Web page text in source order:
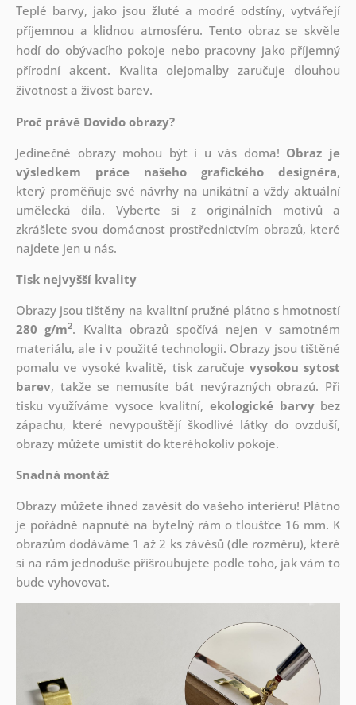
Teplé barvy, jako jsou žluté a modré odstíny, vytvářejí
příjemnou a klidnou atmosféru. Tento obraz se skvěle
hodí do obývacího pokoje nebo pracovny jako příjemný
přírodní akcent. Kvalita olejomalby zaručuje dlouhou
životnost a živost barev.
Proč právě Dovido obrazy?
Jedinečné obrazy mohou být i u vás doma! Obraz je
výsledkem práce našeho grafického designéra,
který proměňuje své návrhy na unikátní a vždy aktuální
umělecká díla. Vyberte si z originálních motivů a
zkrášlete svou domácnost prostřednictvím obrazů, které
najdete jen u nás.
Tisk nejvyšší kvality
Obrazy jsou tištěny na kvalitní pružné plátno s hmotností
280 g/m2. Kvalita obrazů spočívá nejen v samotném
materiálu, ale i v použité technologii. Obrazy jsou tištěné
pomalu ve vysoké kvalitě, tisk zaručuje vysokou sytost
barev, takže se nemusíte bát nevýrazných obrazů. Při
tisku využíváme vysoce kvalitní,ekologické barvybez
zápachu, které nevypouštějí škodlivé látky do ovzduší,
obrazy můžete umístit do kteréhokoliv pokoje.
Snadná montáž
Obrazy můžete ihned zavěsit do vašeho interiéru! Plátno
je pořádně napnuté na bytelný rám o tloušťce 16 mm. K
obrazům dodáváme 1 až 2 ks závěsů (dle rozměru), které
si na rám jednoduše přišroubujete podle toho, jak vám to
bude vyhovovat.